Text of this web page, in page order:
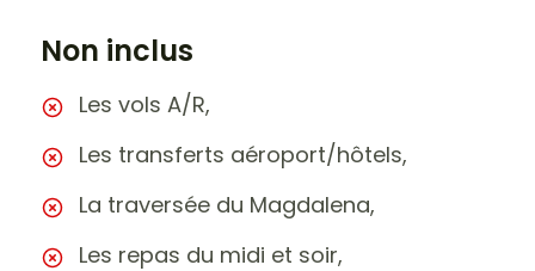
Non inclus
Les vols A/R,
Les transferts aéroport/hôtels,
La traversée du Magdalena,
Les repas du midi et soir,